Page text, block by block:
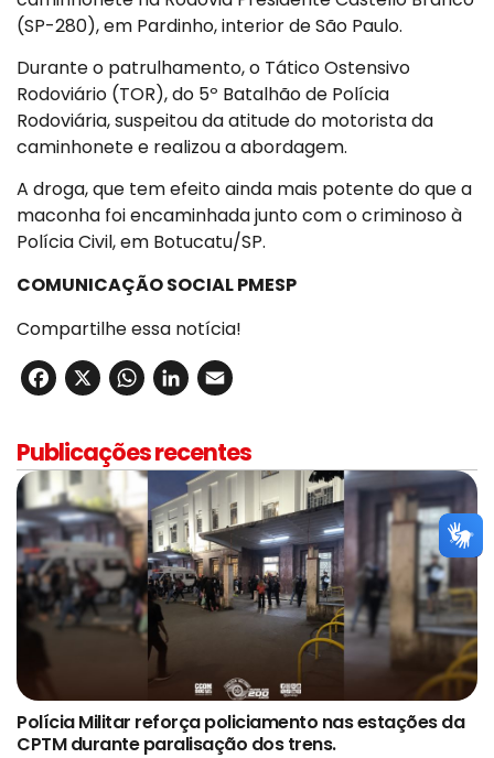
(SP-280), em Pardinho, interior de São Paulo.
Durante o patrulhamento, o Tático Ostensivo
Rodoviário (TOR), do 5º Batalhão de Polícia
Rodoviária, suspeitou da atitude do motorista da
caminhonete e realizou a abordagem.
A droga, que tem efeito ainda mais potente do que a
maconha foi encaminhada junto com o criminoso à
Polícia Civil, em Botucatu/SP.
COMUNICAÇÃO SOCIAL PMESP
Compartilhe essa notícia!
Facebook
X WhatsApp
LinkedIn
Publicações recentes
Polícia Militar reforça policiamento nas estações da
CPTM durante paralisação dos trens.